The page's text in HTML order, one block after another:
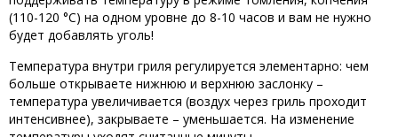
(110-120 °C) на одном уровне до 8-10 часов и вам не нужно
будет добавлять уголь!
Температура внутри гриля регулируется элементарно: чем
больше открываете нижнюю и верхнюю заслонку –
температура увеличивается (воздух через гриль проходит
интенсивнее), закрываете – уменьшается. На изменение